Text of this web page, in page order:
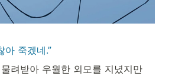
아 죽겠네.”
려받아 우월한 외모를 지녔지만